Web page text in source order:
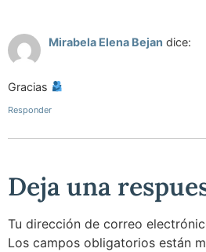
Mirabela Elena Bejan dice:
Gracias
Responder
Deja una
Tu dirección de correo
Los campos obligatorios están